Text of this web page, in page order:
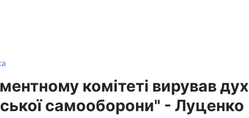
комітеті вирував дух
самооборони" - Луценко